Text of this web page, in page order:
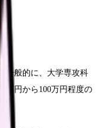
一般的に、大学専攻科
万円から100万円程度の